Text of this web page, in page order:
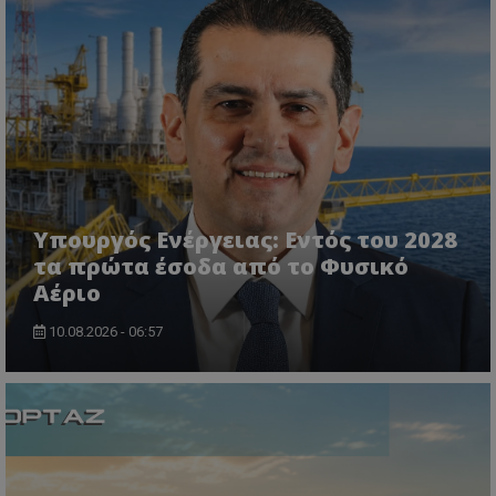
Υπουργός Ενέργειας: Εντός του 2028
τα πρώτα έσοδα από το Φυσικό
Αέριο
10.08.2026 - 06:57
VISITOR_PRIVACY_METADATA
YouTube
.youtube.com